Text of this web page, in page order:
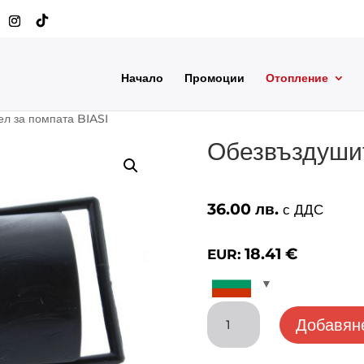
Начало Промоции Отопление
за помпата BIASI
36.00лв. с ДДС
EUR:18.41€
количество
Обезвъздушител